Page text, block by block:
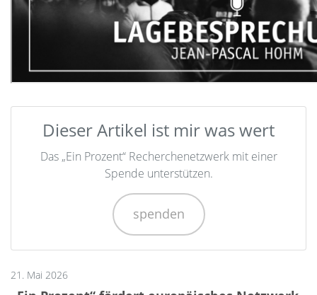
Dieser Artikel ist mir was wert
Das „Ein Prozent“ Recherchenetzwerk mit einer
Spende unterstützen.
spenden
21. Mai 2026